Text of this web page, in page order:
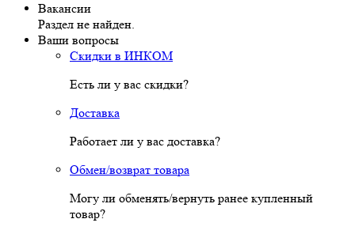
Вакансии
Раздел не найден.
Ваши вопросы
Скидки в ИНКОМ
Есть ли у вас скидки?
Доставка
Работает ли у вас доставка?
Обмен/возврат товара
Могу ли обменять/вернуть ранее купленный
товар?